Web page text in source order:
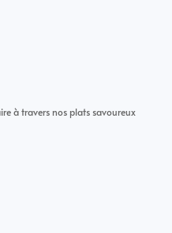
à travers nos plats savoureux